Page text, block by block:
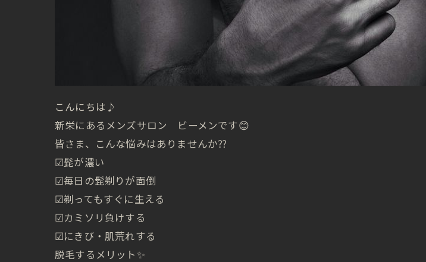
こんにちは♪
新栄にあるメンズサロン ビーメンです😊
皆さま、こんな悩みはありませんか⁇
☑︎髭が濃い
☑︎毎日の髭剃りが面倒
☑︎剃ってもすぐに生える
☑︎カミソリ負けする
☑︎にきび・肌荒れする
脱毛するメリット✨